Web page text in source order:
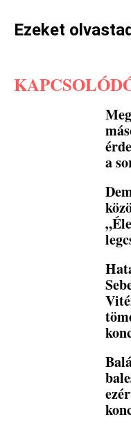
Ezeket
a